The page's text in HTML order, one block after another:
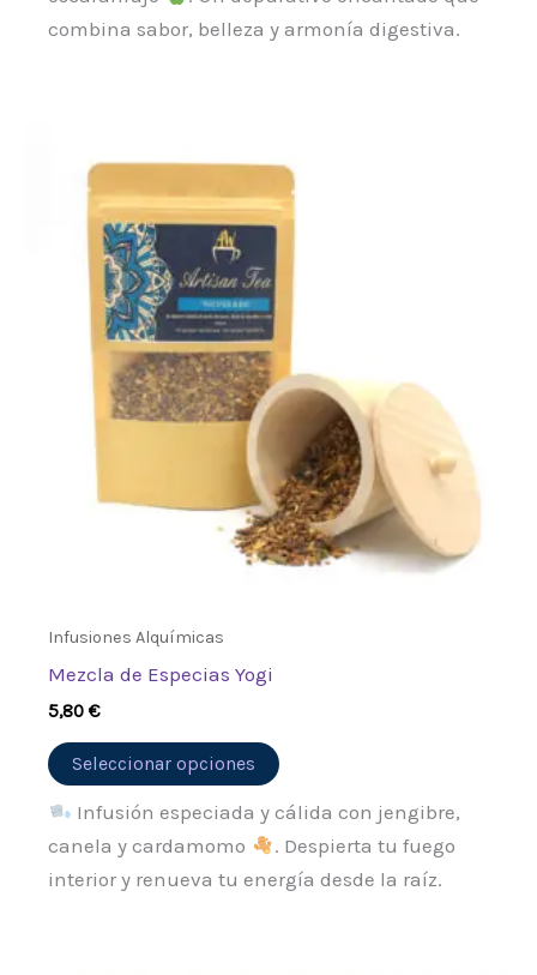
combina sabor, belleza y armonía digestiva.
Infusiones Alquímicas
Mezcla de Especias Yogi
5,80€
Seleccionar opciones
producto
tiene
opciones
se
pueden
elegir
en
la
página
de
Infusión especiada y cálida con jengibre,
canela y cardamomo
. Despierta tu fuego
interior y renueva tu energía desde la raíz.